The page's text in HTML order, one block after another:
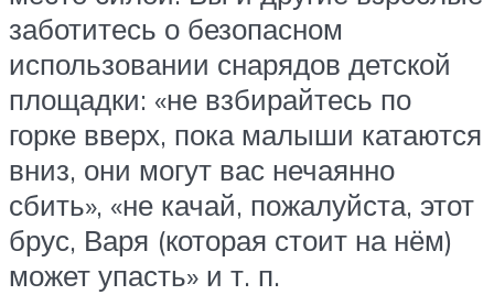
заботитесь о безопасном
использовании снарядов детской
площадки: «не взбирайтесь по
горке вверх, пока малыши катаются
вниз, они могут вас нечаянно
сбить», «не качай, пожалуйста, этот
брус, Варя (которая стоит на нём)
может упасть» и т. п.